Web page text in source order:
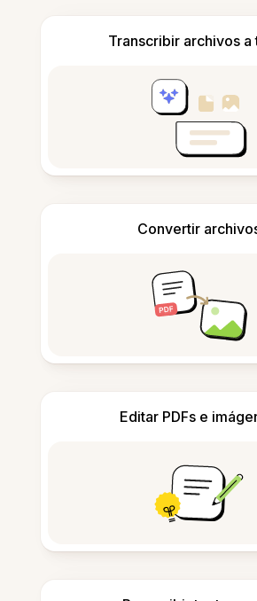
Transcribir archivos a
Convertir
Editar PDFs e